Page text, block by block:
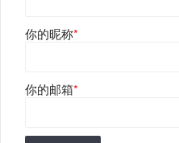
你的昵称*
你的邮箱*